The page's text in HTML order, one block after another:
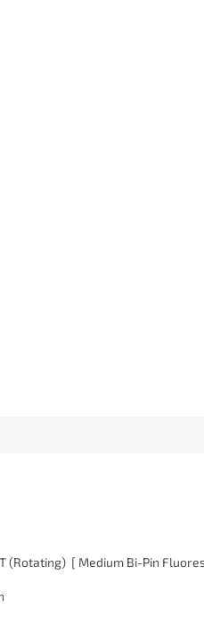
(Rotating) [ Medium Bi-Pin